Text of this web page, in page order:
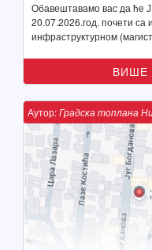
Обавештавамо вас да ће
20.07.2026.год. почети
инфраструктурном
ВИШЕ
Аутор:Градска топлана